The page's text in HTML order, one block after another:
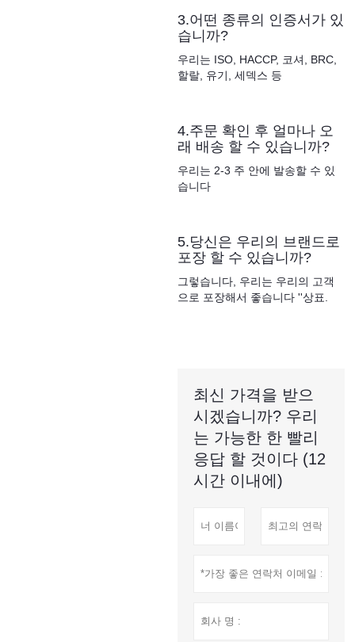
3.어떤 종류의 인증서가 있
습니까?
우리는 ISO, HACCP, 코셔, BRC,
할랄, 유기, 세덱스 등
4.주문 확인 후 얼마나 오
래 배송 할 수 있습니까?
우리는 2-3 주 안에 발송할 수 있
습니다
5.당신은 우리의 브랜드로
포장 할 수 있습니까?
그렇습니다, 우리는 우리의 고객
으로 포장해서 좋습니다 ''상표.
최신 가격을 받으
시겠습니까? 우리
는 가능한 한 빨리
응답 할 것이다 (12
시간 이내에)